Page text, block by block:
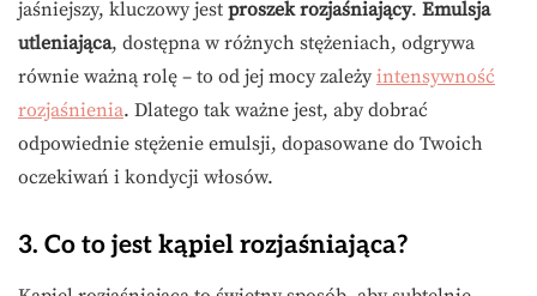
jaśniejszy, kluczowy jest proszek rozjaśniający. Emulsja
utleniająca, dostępna w różnych stężeniach, odgrywa
równie ważną rolę – to od jej mocy zależy intensywność
rozjaśnienia. Dlatego tak ważne jest, aby dobrać
odpowiednie stężenie emulsji, dopasowane do Twoich
oczekiwań i kondycji włosów.
3. Co to jest kąpiel rozjaśniająca?